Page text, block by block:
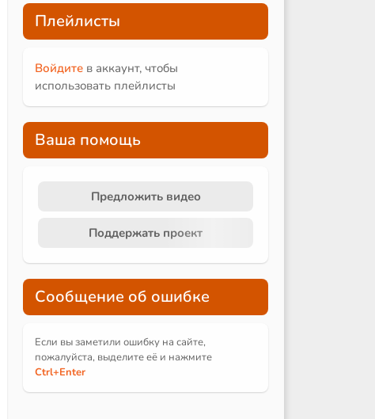
Плейлисты
Войдите в аккаунт, чтобы
использовать плейлисты
Ваша помощь
Предложить видео
Поддержать проект
Сообщение об ошибке
Если вы заметили ошибку на сайте,
пожалуйста, выделите её и нажмите
Ctrl+Enter